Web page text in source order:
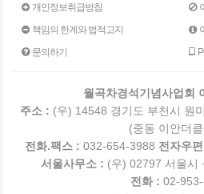
개인정보취급방침
책임의 한계와 법적고지
문의하기
월곡차경석기념사업회
주소 : (우) 14548 경기도 부천시 원
(중동 이안더
전화.팩스 : 032-654-3988 전자우
서울사무소 : (우) 02797 서울시
전화 : 02-953-